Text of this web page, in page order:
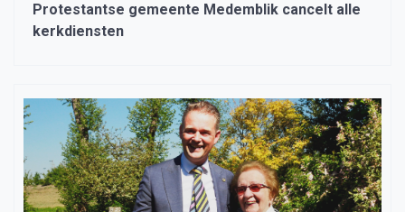
Protestantse gemeente Medemblik cancelt alle
kerkdiensten